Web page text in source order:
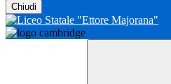
Chiudi